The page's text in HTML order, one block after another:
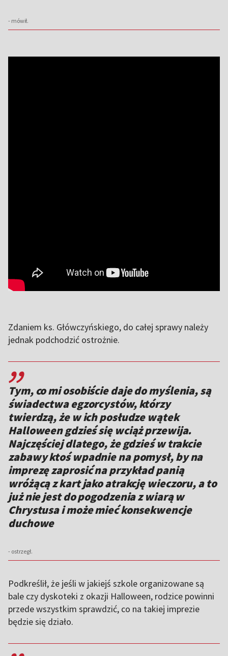
- mówił.
Zdaniem ks. Główczyńskiego, do całej sprawy należy
jednak podchodzić ostrożnie.
,,
Tym, co mi osobiście daje do myślenia, są
świadectwa egzorcystów, którzy
twierdzą, że w ich posłudze wątek
Halloween gdzieś się wciąż przewija.
Najczęściej dlatego, że gdzieś w trakcie
zabawy ktoś wpadnie na pomysł, by na
imprezę zaprosić na przykład panią
wróżącą z kart jako atrakcję wieczoru, a to
już nie jest do pogodzenia z wiarą w
Chrystusa i może mieć konsekwencje
duchowe
- ostrzegł.
Podkreślił, że jeśli w jakiejś szkole organizowane są
bale czy dyskoteki z okazji Halloween, rodzice powinni
przede wszystkim sprawdzić, co na takiej imprezie
będzie się działo.
,,